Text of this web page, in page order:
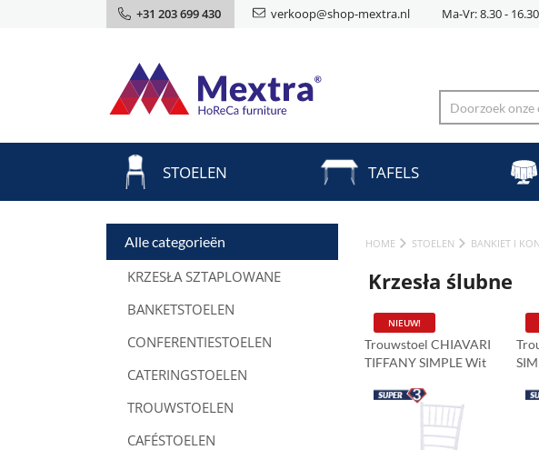
+31 203 699 430 verkoop@shop-mextra.nl Ma-Vr: 8.30 - 16.30
STOELEN TAFELS
Alle categorieën
KRZESŁA SZTAPLOWANE
BANKETSTOELEN
CONFERENTIESTOELEN
CATERINGSTOELEN
TROUWSTOELEN
CAFÉSTOELEN
HOME STOELEN BANKIET I
Krzesła ślubne
Trouwstoel CHIAVARI
TIFFANY SIMPLE Wit
NIEUW!